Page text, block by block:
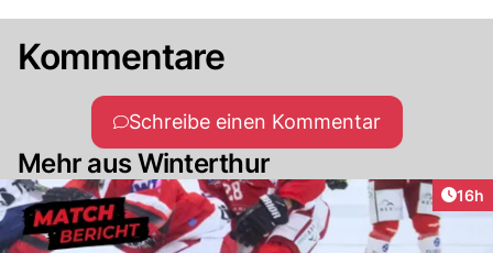
Kommentare
Schreibe einen Kommentar
Mehr aus Winterthur
16h